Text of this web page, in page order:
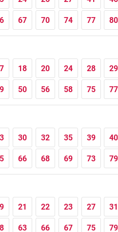
67 70 74 77 80
18 20 24 28 29
50 56 58 75 77
30 32 35 39 40
66 68 69 73 79
21 22 23 27 31
63 66 67 75 79